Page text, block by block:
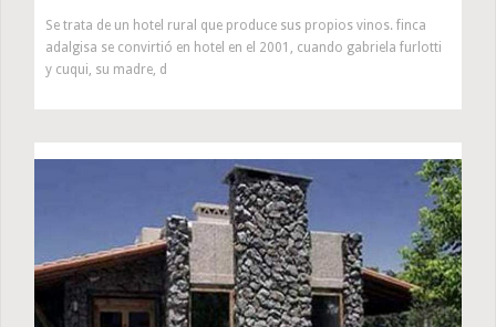
Se trata de un hotel rural que produce sus propios vinos. finca
adalgisa se convirtió en hotel en el 2001, cuando gabriela furlotti
y cuqui, su madre, d